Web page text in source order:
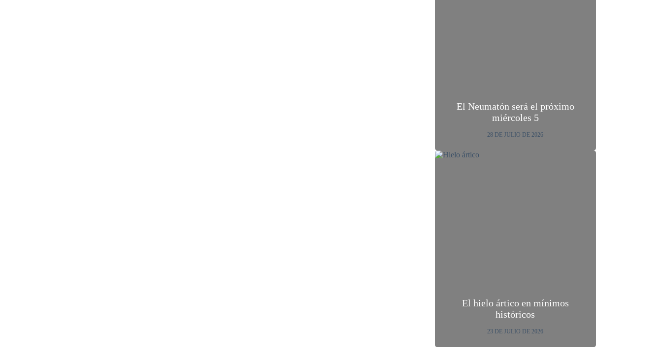
El Neumatón será el próximo
miércoles 5
28 DE JULIO DE 2026
El hielo ártico en mínimos
históricos
23 DE JULIO DE 2026